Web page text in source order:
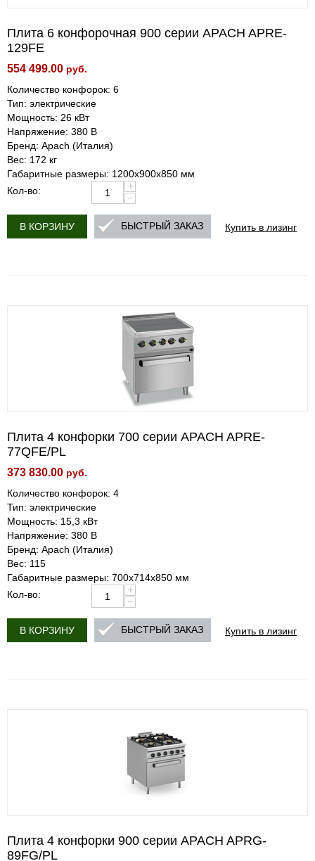
Плита 6 конфорочная 900 серии APACH APRE-
129FE
554 499.00 руб.
Количество конфорок: 6
Тип: электрические
Мощность: 26 кВт
Напряжение: 380 В
Бренд: Apach (Италия)
Вес: 172 кг
Габаритные размеры: 1200х900х850 мм
Кол-во:
+
−
В КОРЗИНУ Купить в лизинг
БЫСТРЫЙ ЗАКАЗ
Плита 4 конфорки 700 серии APACH APRE-
77QFE/PL
373 830.00 руб.
Количество конфорок: 4
Тип: электрические
Мощность: 15,3 кВт
Напряжение: 380 В
Бренд: Apach (Италия)
Вес: 115
Габаритные размеры: 700х714х850 мм
Кол-во:
+
−
В КОРЗИНУ Купить в лизинг
БЫСТРЫЙ ЗАКАЗ
Плита 4 конфорки 900 серии APACH APRG-
89FG/PL